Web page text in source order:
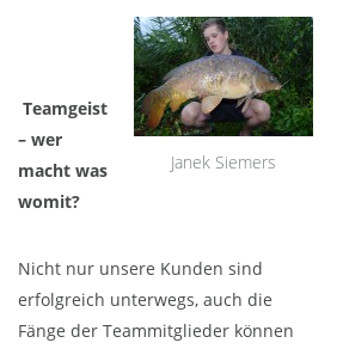
Janek Siemers
Teamgeist
– wer
macht was
womit?
Nicht nur unsere Kunden sind
erfolgreich unterwegs, auch die
Fänge der Teammitglieder können